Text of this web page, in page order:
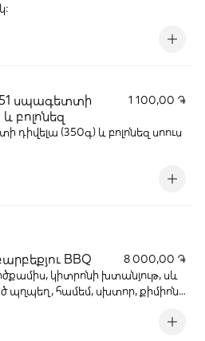
սպագետտի
բոլոնեզ
1 100,00 ֏
դիվելա (350գ) և բոլոնեզ սոուս
BBQ
8 000,00 ֏
կիտրոնի խտանյութ, սև
պղպեղ, համեմ, սխտոր, քիմիոն,
սոուս, սոյայի սոուս, մեղր,